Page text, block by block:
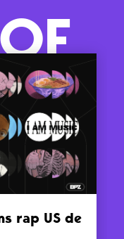
rap US de